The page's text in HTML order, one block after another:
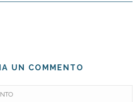
UN COMMENTO